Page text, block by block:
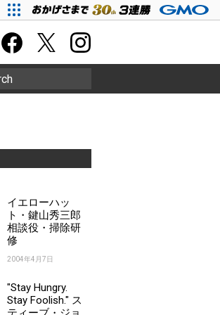
イエローハッ
ト・鍵山秀三郎
相談役・掃除研
修
2004年4月7日
"Stay Hungry.
Stay Foolish." ス